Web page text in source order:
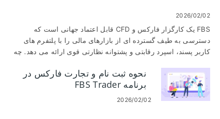
2026/02/02
FBS یک کارگزار فارکس و CFD قابل اعتماد جهانی است که
دسترسی به طیف گسترده ای از بازارهای مالی را با پلتفرم های
کاربر پسند، اسپرد رقابتی و پشتوانه نظارتی قوی ارائه می دهد. چه
افتتاح حساب و ورود به سیستم برای دسترسی به داشبورد معاملاتی
شروع می شود. این راهنما شما را در فرآیند کامل راهنمایی می کند
نحوه ثبت نام و تجارت فارکس در
برنامه FBS Trader
2026/02/02